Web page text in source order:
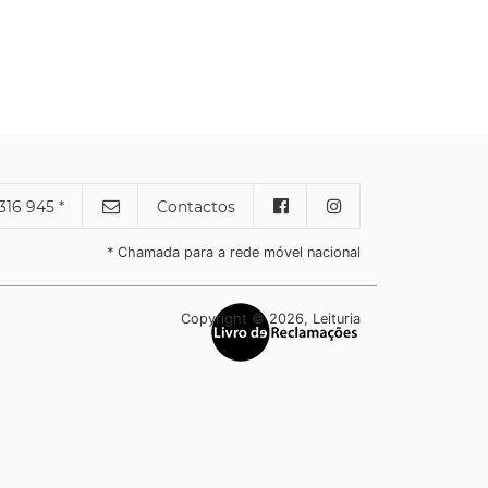
945 * Contactos
* Chamada para a rede móvel nacional
Copyright © 2026, Leituria